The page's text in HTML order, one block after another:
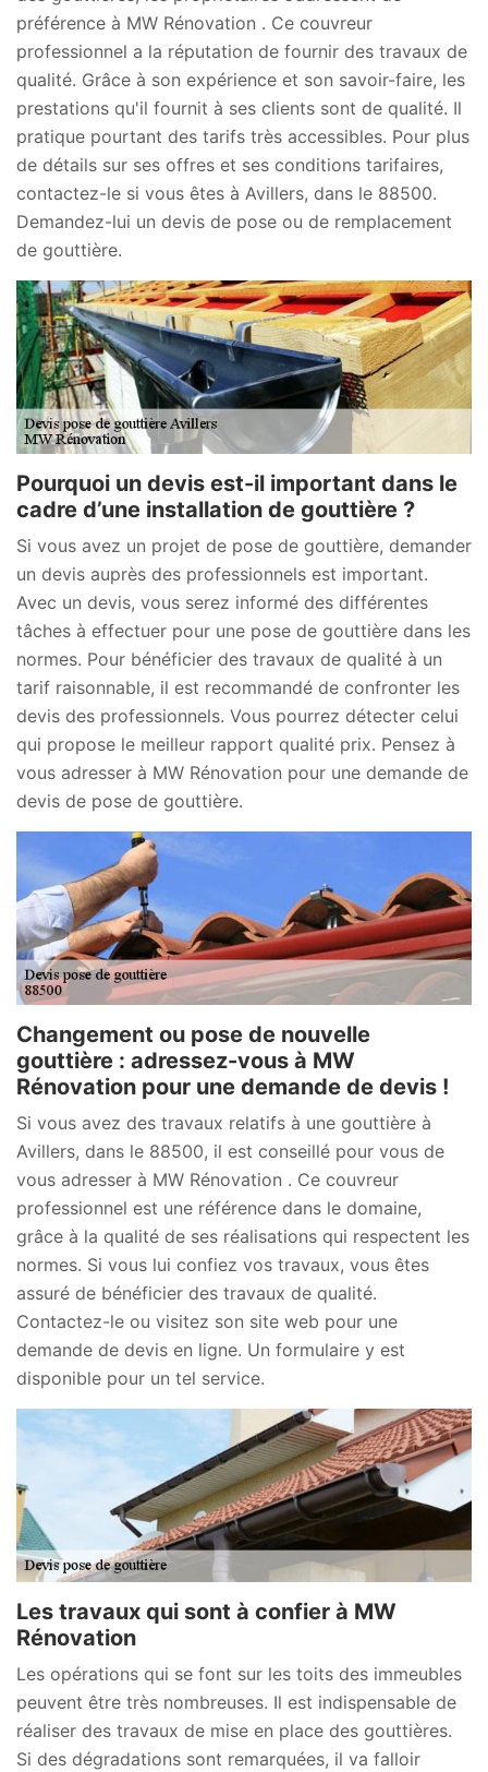
préférence à MW Rénovation . Ce couvreur
professionnel a la réputation de fournir des travaux de
qualité. Grâce à son expérience et son savoir-faire, les
prestations qu'il fournit à ses clients sont de qualité. Il
pratique pourtant des tarifs très accessibles. Pour plus
de détails sur ses offres et ses conditions tarifaires,
contactez-le si vous êtes à Avillers, dans le 88500.
Demandez-lui un devis de pose ou de remplacement
de gouttière.
Pourquoi un devis est-il important dans le
cadre d’une installation de gouttière ?
Si vous avez un projet de pose de gouttière, demander
un devis auprès des professionnels est important.
Avec un devis, vous serez informé des différentes
tâches à effectuer pour une pose de gouttière dans les
normes. Pour bénéficier des travaux de qualité à un
tarif raisonnable, il est recommandé de confronter les
devis des professionnels. Vous pourrez détecter celui
qui propose le meilleur rapport qualité prix. Pensez à
vous adresser à MW Rénovation pour une demande de
devis de pose de gouttière.
Changement ou pose de nouvelle
gouttière : adressez-vous à MW
Rénovation pour une demande de devis !
Si vous avez des travaux relatifs à une gouttière à
Avillers, dans le 88500, il est conseillé pour vous de
vous adresser à MW Rénovation . Ce couvreur
professionnel est une référence dans le domaine,
grâce à la qualité de ses réalisations qui respectent les
normes. Si vous lui confiez vos travaux, vous êtes
assuré de bénéficier des travaux de qualité.
Contactez-le ou visitez son site web pour une
demande de devis en ligne. Un formulaire y est
disponible pour un tel service.
Les travaux qui sont à confier à MW
Rénovation
Les opérations qui se font sur les toits des immeubles
peuvent être très nombreuses. Il est indispensable de
réaliser des travaux de mise en place des gouttières.
Si des dégradations sont remarquées, il va falloir